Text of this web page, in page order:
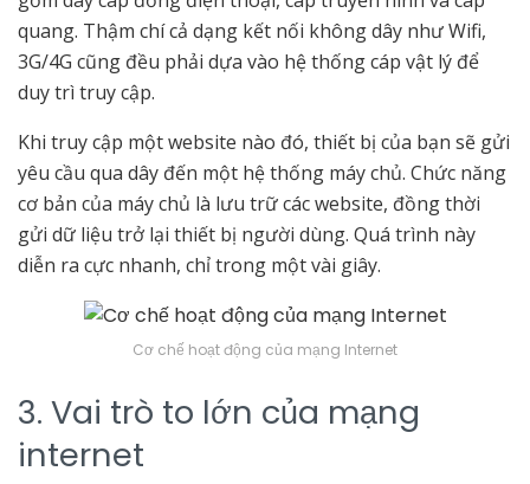
quang. Thậm chí cả dạng kết nối không dây như Wifi,
3G/4G cũng đều phải dựa vào hệ thống cáp vật lý để
duy trì truy cập.
Khi truy cập một website nào đó, thiết bị của bạn sẽ gửi
yêu cầu qua dây đến một hệ thống máy chủ. Chức năng
cơ bản của máy chủ là lưu trữ các website, đồng thời
gửi dữ liệu trở lại thiết bị người dùng. Quá trình này
diễn ra cực nhanh, chỉ trong một vài giây.
Cơ chế hoạt động của mạng Internet
3. Vai trò to lớn của mạng
internet